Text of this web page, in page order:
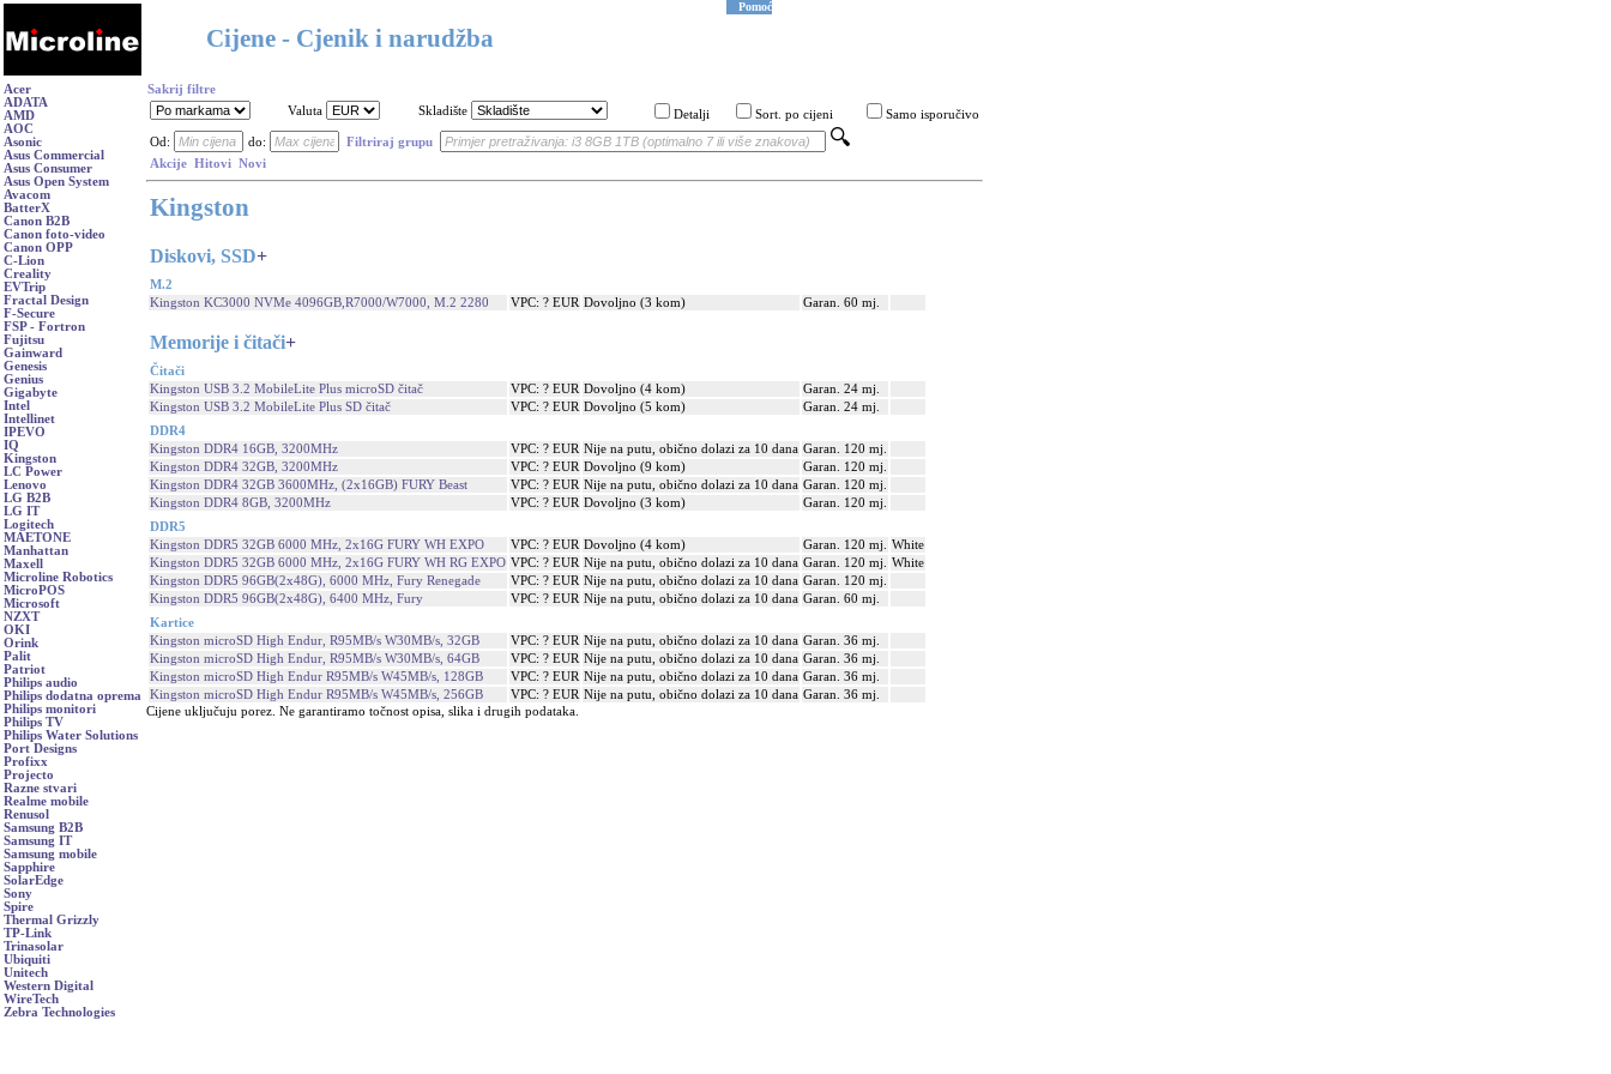
Cijene - Cjenik i narudžba
Pomoć
Acer
ADATA
AMD
AOC
Asonic
Asus Commercial
Asus Consumer
Asus Open System
Avacom
BatterX
Canon B2B
Canon foto-video
Canon OPP
C-Lion
Creality
EVTrip
Fractal Design
F-Secure
FSP - Fortron
Fujitsu
Gainward
Genesis
Genius
Gigabyte
Intel
Intellinet
IPEVO
IQ
Kingston
LC Power
Lenovo
LG B2B
LG IT
Logitech
MAETONE
Manhattan
Maxell
Microline Robotics
MicroPOS
Microsoft
NZXT
OKI
Orink
Palit
Patriot
Philips audio
Philips dodatna oprema
Philips monitori
Philips TV
Philips Water Solutions
Port Designs
Profixx
Projecto
Razne stvari
Realme mobile
Renusol
Samsung B2B
Samsung IT
Samsung mobile
Sapphire
SolarEdge
Sony
Spire
Thermal Grizzly
TP-Link
Trinasolar
Ubiquiti
Unitech
Western Digital
WireTech
Zebra Technologies
Sakrij filtre
Valuta
Skladište Detalji Sort. po cijeni Samo isporučivo
Od: do:
Filtriraj grupu
Akcije Hitovi Novi
Kingston
Diskovi, SSD+
M.2
Kingston KC3000 NVMe 4096GB,R7000/W7000, M.2 2280
VPC: ? EUR Dovoljno (3 kom) Garan. 60 mj.
Memorije i čitači+
Čitači
Kingston USB 3.2 MobileLite Plus microSD čitač
VPC: ? EUR Dovoljno (4 kom)
Garan. 24 mj.
Kingston USB 3.2 MobileLite Plus SD čitač
VPC: ? EUR Dovoljno (5 kom)
Garan. 24 mj.
DDR4
Kingston DDR4 16GB, 3200MHz
VPC: ? EUR Nije na putu, obično dolazi za 10 dana Garan. 120 mj.
Kingston DDR4 32GB, 3200MHz
VPC: ? EUR Dovoljno (9 kom)
Garan. 120 mj.
Kingston DDR4 32GB 3600MHz, (2x16GB) FURY Beast
VPC: ? EUR Nije na putu, obično dolazi za 10 dana Garan. 120 mj.
Kingston DDR4 8GB, 3200MHz
VPC: ? EUR Dovoljno (3 kom)
Garan. 120 mj.
DDR5
Kingston DDR5 32GB 6000 MHz, 2x16G FURY WH EXPO
VPC: ? EUR Dovoljno (4 kom) Garan. 120 mj.
White
Kingston DDR5 32GB 6000 MHz, 2x16G FURY WH RG EXPO VPC: ? EUR Nije na putu, obično dolazi za 10 dana Garan. 120 mj.
White
Kingston DDR5 96GB(2x48G), 6000 MHz, Fury Renegade
VPC: ? EUR Nije na putu, obično dolazi za 10 dana Garan. 120 mj.
Kingston DDR5 96GB(2x48G), 6400 MHz, Fury
VPC: ? EUR Nije na putu, obično dolazi za 10 dana Garan. 60 mj.
Kartice
Kingston microSD High Endur, R95MB/s W30MB/s, 32GB
VPC: ? EUR Nije na putu, obično dolazi za 10 dana Garan. 36 mj.
Kingston microSD High Endur, R95MB/s W30MB/s, 64GB
VPC: ? EUR Nije na putu, obično dolazi za 10 dana Garan. 36 mj.
Kingston microSD High Endur R95MB/s W45MB/s, 128GB
VPC: ? EUR Nije na putu, obično dolazi za 10 dana Garan. 36 mj.
Kingston microSD High Endur R95MB/s W45MB/s, 256GB
VPC: ? EUR Nije na putu, obično dolazi za 10 dana Garan. 36 mj.
Cijene uključuju porez. Ne garantiramo točnost opisa, slika i drugih podataka.